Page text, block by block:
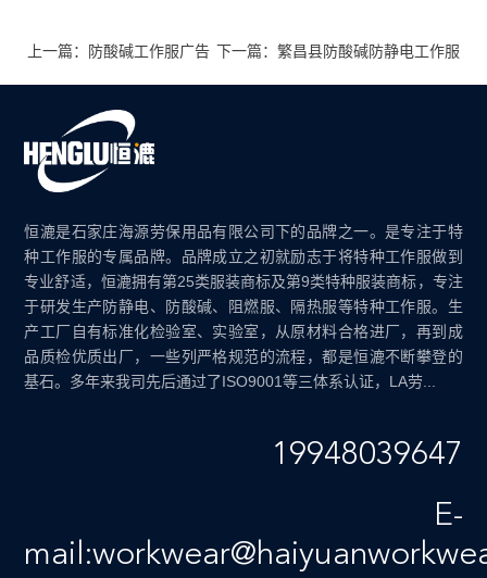
上一篇：防酸碱工作服广告 下一篇：繁昌县防酸碱防静电工作服
恒漉是石家庄海源劳保用品有限公司下的品牌之一。是专注于特
种工作服的专属品牌。品牌成立之初就励志于将特种工作服做到
专业舒适，恒漉拥有第25类服装商标及第9类特种服装商标，专注
于研发生产防静电、防酸碱、阻燃服、隔热服等特种工作服。生
产工厂自有标准化检验室、实验室，从原材料合格进厂，再到成
品质检优质出厂，一些列严格规范的流程，都是恒漉不断攀登的
基石。多年来我司先后通过了ISO9001等三体系认证，LA劳...
19948039647
E-